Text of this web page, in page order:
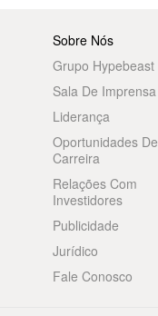
Sobre Nós
Grupo Hypebeast
Sala De Imprensa
Liderança
Oportunidades De
Carreira
Relações Com
Investidores
Publicidade
Jurídico
Fale Conosco